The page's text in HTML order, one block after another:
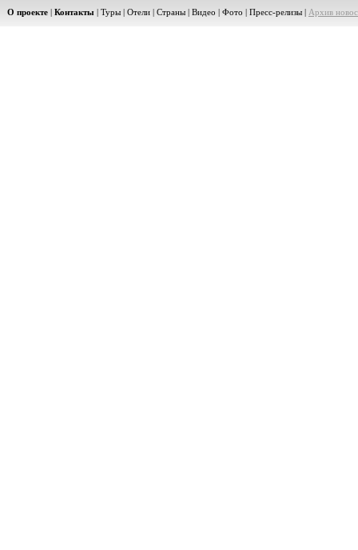
О проекте | Контакты | Туры | Отели | Страны | Видео | Фото | Пресс-релизы | Архив